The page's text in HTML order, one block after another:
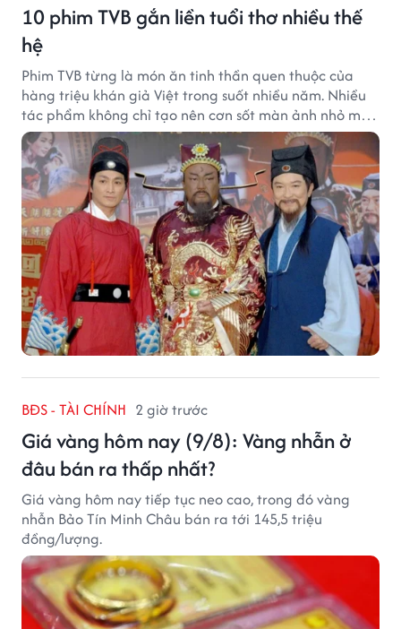
10 phim TVB gắn liền tuổi thơ nhiều thế
hệ
Phim TVB từng là món ăn tinh thần quen thuộc của
hàng triệu khán giả Việt trong suốt nhiều năm. Nhiều
tác phẩm không chỉ tạo nên cơn sốt màn ảnh nhỏ mà
còn trở thành ký ức khó quên của cả một thế hệ.
BĐS - TÀI CHÍNH 2 giờ trước
Giá vàng hôm nay (9/8): Vàng nhẫn ở
đâu bán ra thấp nhất?
Giá vàng hôm nay tiếp tục neo cao, trong đó vàng
nhẫn Bảo Tín Minh Châu bán ra tới 145,5 triệu
đồng/lượng.